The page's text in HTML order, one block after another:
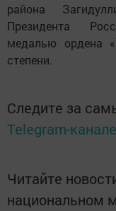
района
Президента
медалью ордена
степени.
Следите за
Telegram-канале
Читайте
национальном